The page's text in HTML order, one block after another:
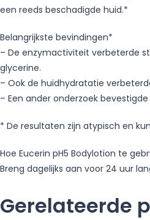
een reeds beschadigde huid.*
Belangrijkste bevindingen*
– De enzymactiviteit verbeterde
glycerine.
– Ook de huidhydratatie
– Een ander onderzoek
* De resultaten zijn atypisch en
Hoe Eucerin pH5 Bodylotion te
Breng dagelijks aan voor 24 uur
Gerelateerde